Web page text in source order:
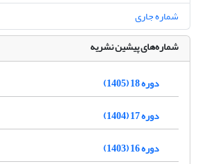
شماره جاری
شماره‌های پیشین نشریه
دوره 18 (1405)
دوره 17 (1404)
دوره 16 (1403)